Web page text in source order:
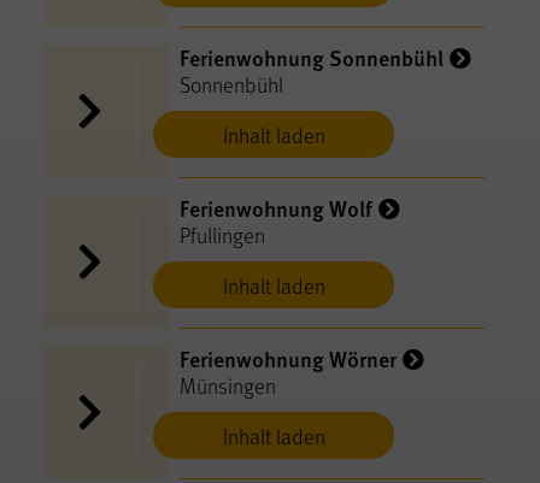
Inhalt laden
Ferienwohnung Sonnenbühl
Sonnenbühl
Inhalt laden
Ferienwohnung Wolf
Pfullingen
Inhalt laden
Ferienwohnung Wörner
Münsingen